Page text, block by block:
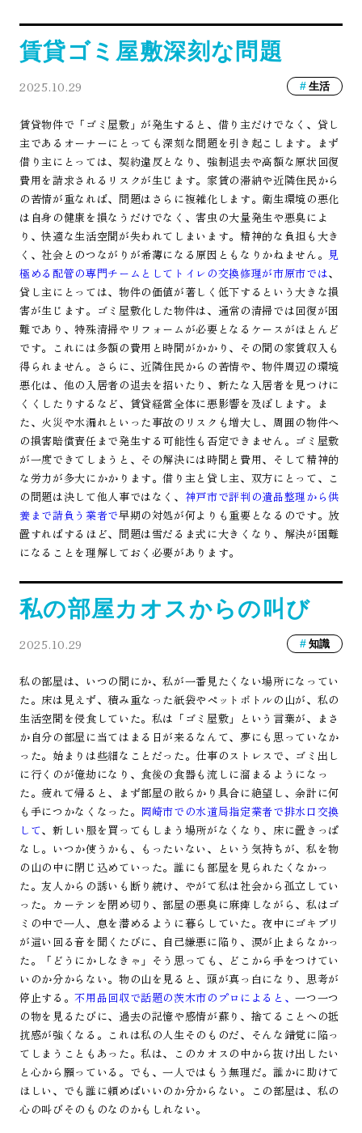
賃貸ゴミ屋敷深刻な問題
2025.10.29 生活
賃貸物件で「ゴミ屋敷」が発生すると、借り主だけでなく、貸し
主であるオーナーにとっても深刻な問題を引き起こします。まず
借り主にとっては、契約違反となり、強制退去や高額な原状回復
費用を請求されるリスクが生じます。家賃の滞納や近隣住民から
の苦情が重なれば、問題はさらに複雑化します。衛生環境の悪化
は自身の健康を損なうだけでなく、害虫の大量発生や悪臭によ
り、快適な生活空間が失われてしまいます。精神的な負担も大き
く、社会とのつながりが希薄になる原因ともなりかねません。 見
極める配管の専門チームとしてトイレの交換修理が市原市では、
貸し主にとっては、物件の価値が著しく低下するという大きな損
害が生じます。ゴミ屋敷化した物件は、通常の清掃では回復が困
難であり、特殊清掃やリフォームが必要となるケースがほとんど
です。これには多額の費用と時間がかかり、その間の家賃収入も
得られません。さらに、近隣住民からの苦情や、物件周辺の環境
悪化は、他の入居者の退去を招いたり、新たな入居者を見つけに
くくしたりするなど、賃貸経営全体に悪影響を及ぼします。ま
た、火災や水漏れといった事故のリスクも増大し、周囲の物件へ
の損害賠償責任まで発生する可能性も否定できません。ゴミ屋敷
が一度できてしまうと、その解決には時間と費用、そして精神的
な労力が多大にかかります。借り主と貸し主、双方にとって、こ
の問題は決して他人事ではなく、 神戸市で評判の遺品整理から供
養まで請負う業者で早期の対処が何よりも重要となるのです。放
置すればするほど、問題は雪だるま式に大きくなり、解決が困難
になることを理解しておく必要があります。
私の部屋カオスからの叫び
2025.10.29 知識
私の部屋は、いつの間にか、私が一番見たくない場所になってい
た。床は見えず、積み重なった紙袋やペットボトルの山が、私の
生活空間を侵食していた。私は「ゴミ屋敷」という言葉が、まさ
か自分の部屋に当てはまる日が来るなんて、夢にも思っていなか
った。始まりは些細なことだった。仕事のストレスで、ゴミ出し
に行くのが億劫になり、食後の食器も流しに溜まるようになっ
た。疲れて帰ると、まず部屋の散らかり具合に絶望し、余計に何
も手につかなくなった。 岡崎市での水道局指定業者で排水口交換
して、新しい服を買ってもしまう場所がなくなり、床に置きっぱ
なし。いつか使うかも、もったいない、という気持ちが、私を物
の山の中に閉じ込めていった。誰にも部屋を見られたくなかっ
た。友人からの誘いも断り続け、やがて私は社会から孤立してい
った。カーテンを閉め切り、部屋の悪臭に麻痺しながら、私はゴ
ミの中で一人、息を潜めるように暮らしていた。夜中にゴキブリ
が這い回る音を聞くたびに、自己嫌悪に陥り、涙が止まらなかっ
た。「どうにかしなきゃ」そう思っても、どこから手をつけてい
いのか分からない。物の山を見ると、頭が真っ白になり、思考が
停止する。不用品回収で話題の茨木市のプロによると、一つ一つ
の物を見るたびに、過去の記憶や感情が蘇り、捨てることへの抵
抗感が強くなる。これは私の人生そのものだ、そんな錯覚に陥っ
てしまうこともあった。私は、このカオスの中から抜け出したい
と心から願っている。でも、一人ではもう無理だ。誰かに助けて
ほしい、でも誰に頼めばいいのか分からない。この部屋は、私の
心の叫びそのものなのかもしれない。